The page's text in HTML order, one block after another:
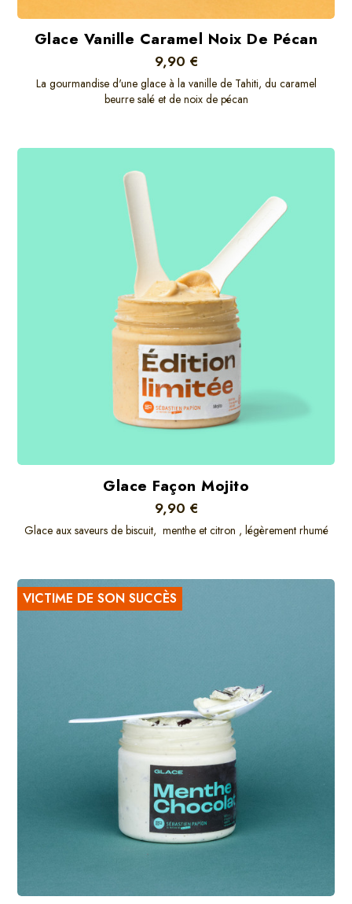
Glace Vanille Caramel Noix De Pécan
9,90 €
La gourmandise d'une glace à la vanille de Tahiti, du caramel
beurre salé et de noix de pécan
Glace Façon Mojito
9,90 €
Glace aux saveurs de biscuit, menthe et citron , légèrement rhumé
VICTIME DE SON SUCCÈS